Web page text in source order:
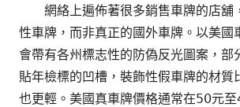
網絡上遍佈著很多銷售車牌的店舖
性車牌，而非真正的國外車牌。以美國
會帶有各州標志性的防偽反光圖案，部
貼年檢標的凹槽，裝飾性假車牌的材質
也更輕。美國真車牌價格通常在50元